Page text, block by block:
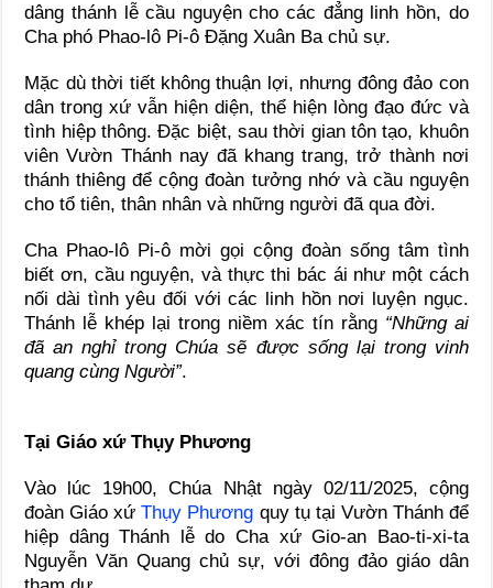
dâng thánh lễ cầu nguyện cho các đẳng linh hồn, do
Cha phó Phao-lô Pi-ô Đặng Xuân Ba chủ sự.
Mặc dù thời tiết không thuận lợi, nhưng đông đảo con
dân trong xứ vẫn hiện diện, thể hiện lòng đạo đức và
tình hiệp thông. Đặc biệt, sau thời gian tôn tạo, khuôn
viên Vườn Thánh nay đã khang trang, trở thành nơi
thánh thiêng để cộng đoàn tưởng nhớ và cầu nguyện
cho tổ tiên, thân nhân và những người đã qua đời.
Cha Phao-lô Pi-ô mời gọi cộng đoàn sống tâm tình
biết ơn, cầu nguyện, và thực thi bác ái như một cách
nối dài tình yêu đối với các linh hồn nơi luyện ngục.
Thánh lễ khép lại trong niềm xác tín rằng “Những ai
đã an nghỉ trong Chúa sẽ được sống lại trong vinh
quang cùng Người”.
Tại Giáo xứ Thụy Phương
Vào lúc 19h00, Chúa Nhật ngày 02/11/2025, cộng
đoàn Giáo xứThụy Phương quy tụ tại Vườn Thánh để
hiệp dâng Thánh lễ do Cha xứ Gio-an Bao-ti-xi-ta
Nguyễn Văn Quang chủ sự, với đông đảo giáo dân